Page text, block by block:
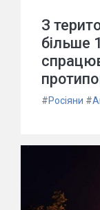
З
більше
#Росіяни #